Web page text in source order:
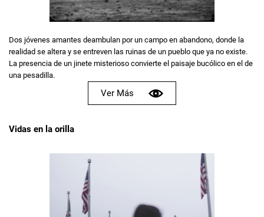
Dos jóvenes amantes deambulan por un campo en abandono, donde la
realidad se altera y se entreven las ruinas de un pueblo que ya no existe.
La presencia de un jinete misterioso convierte el paisaje bucólico en el de
una pesadilla.
Ver Más
Vidas en la orilla